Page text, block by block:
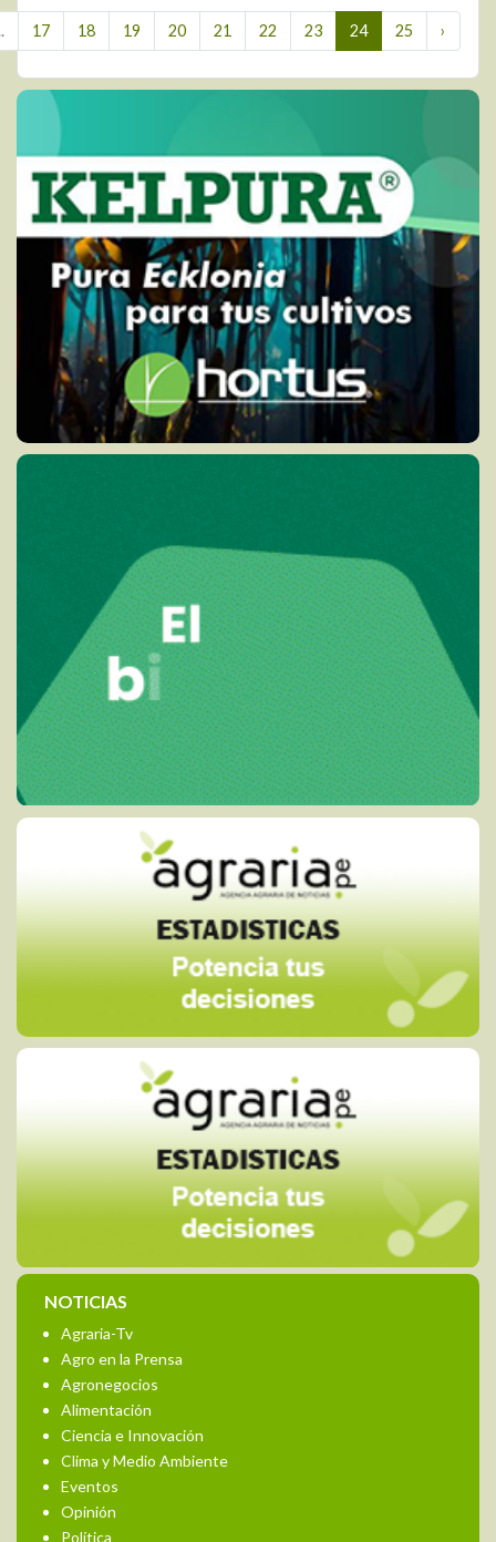
17 18 19 20 21 22 23 24 25 ›
NOTICIAS
Agraria-Tv
Agro en la Prensa
Agronegocios
Alimentación
Ciencia e Innovación
Clima y Medio Ambiente
Eventos
Opinión
Política